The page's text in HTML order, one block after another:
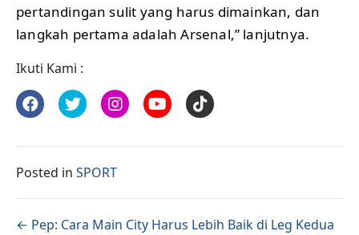
pertandingan sulit yang harus dimainkan, dan
langkah pertama adalah Arsenal,” lanjutnya.
Ikuti Kami :
Posted in SPORT
Posts navigation
← Pep: Cara Main City Harus Lebih Baik di Leg Kedua